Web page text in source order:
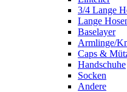
3/4 Lange
Lange
Baselayer
Armlinge/
Caps &
Handschuhe
Socken
Andere